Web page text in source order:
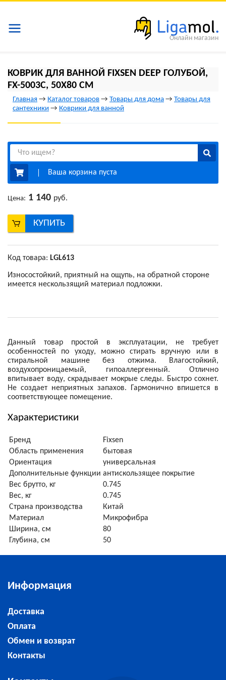
КОВРИК ДЛЯ ВАННОЙ FIXSEN DEEP ГОЛУБОЙ,
FX-5003C, 50Х80 СМ
Главная → Каталог товаров → Товары для дома → Товары для
сантехники → Коврики для ванной
Ваша корзина пуста
Цена: 1 140 руб.
КУПИТЬ
Код товара: LGL613
Износостойкий, приятный на ощупь, на обратной стороне
имеется нескользящий материал подложки.
Данный товар простой в эксплуатации, не требует
особенностей по уходу, можно стирать вручную или в
стиральной машине без отжима. Влагостойкий,
воздухопроницаемый, гипоаллергенный. Отлично
впитывает воду, скрадывает мокрые следы. Быстро сохнет.
Не создает неприятных запахов. Гармонично впишется в
соответствующее помещение.
Характеристики
Бренд
Fixsen
Область применения
бытовая
Ориентация
универсальная
Дополнительные функции антискользящее покрытие
Вес брутто, кг
0.745
Вес, кг
0.745
Страна производства
Китай
Материал
Микрофибра
Ширина, см
80
Глубина, см
50
Информация
Доставка
Оплата
Обмен и возврат
Контакты
Онлайн магазин